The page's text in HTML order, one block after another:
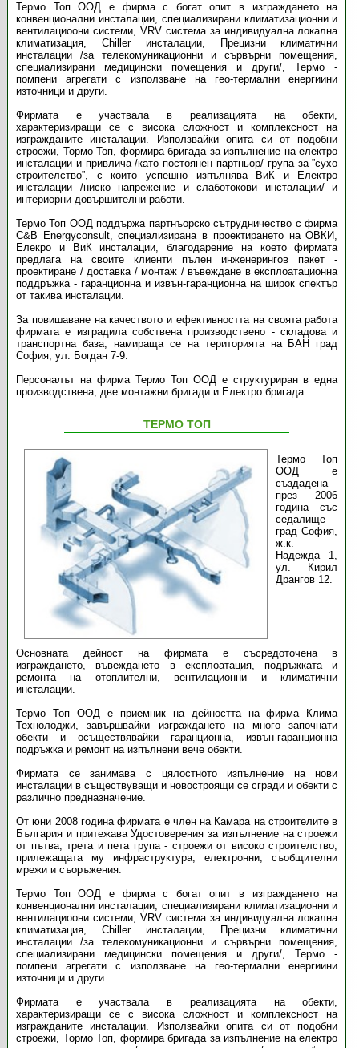
Термо Топ ООД е фирма с богат опит в изграждането на
конвенционални инсталации, специализирани климатизационни и
вентилациоони системи, VRV система за индивидуална локална
климатизация, Chiller инсталации, Прецизни климатични
инсталации /за телекомуникационни и сървърни помещения,
специализирани медицински помещения и други/, Термо -
помпени агрегати с използване на гео-термални енергиини
източници и други.
Фирмата е участвала в реализацията на обекти,
характеризиращи се с висока сложност и комплексност на
изгражданите инсталации. Използвайки опита си от подобни
строежи, Тормо Топ, формира бригада за изпълнение на електро
инсталации и привлича /като постоянен партньор/ група за ”сухо
строителство”, с които успешно изпълнява ВиК и Електро
инсталации /ниско напрежение и слаботокови инсталации/ и
интериорни довършителни работи.
Термо Топ ООД поддържа партнъорско сътрудничество с фирма
C&B Energyconsult, специализирана в проектирането на ОВКИ,
Елекро и ВиК инсталации, благодарение на което фирмата
предлага на своите клиенти пълен инженерингов пакет -
проектиране / доставка / монтаж / въвеждане в експлоатационна
поддръжка - гаранционна и извън-гаранционна на широк спектър
от такива инсталации.
За повишаване на качеството и ефективността на своята работа
фирмата е изградила собствена производствено - складова и
транспортна база, намираща се на територията на БАН град
София, ул. Богдан 7-9.
Персоналът на фирма Термо Топ ООД е структуриран в една
производствена, две монтажни бригади и Електро бригада.
ТЕРМО ТОП
Термо Топ
ООД е
създадена
през 2006
година със
седалище
град София,
ж.к.
Надежда 1,
ул. Кирил
Дрангов 12.
Основната дейност на фирмата е съсредоточена в
изграждането, въвеждането в експлоатация, подръжката и
ремонта на отоплителни, вентилационни и климатични
инсталации.
Термо Топ ООД е приемник на дейността на фирма Клима
Технолоджи, завършвайки изграждането на много започнати
обекти и осъществявайки гаранционна, извън-гаранционна
подръжка и ремонт на изпълнени вече обекти.
Фирмата се занимава с цялостното изпълнение на нови
инсталации в съществуващи и новостроящи се сгради и обекти с
различно предназначение.
От юни 2008 година фирмата е член на Камара на строителите в
България и притежава Удостоверения за изпълнение на строежи
от пътва, трета и пета група - строежи от високо строителство,
прилежащата му инфраструктура, електронни, съобщителни
мрежи и съоръжения.
Термо Топ ООД е фирма с богат опит в изграждането на
конвенционални инсталации, специализирани климатизационни и
вентилациоони системи, VRV система за индивидуална локална
климатизация, Chiller инсталации, Прецизни климатични
инсталации /за телекомуникационни и сървърни помещения,
специализирани медицински помещения и други/, Термо -
помпени агрегати с използване на гео-термални енергиини
източници и други.
Фирмата е участвала в реализацията на обекти,
характеризиращи се с висока сложност и комплексност на
изгражданите инсталации. Използвайки опита си от подобни
строежи, Тормо Топ, формира бригада за изпълнение на електро